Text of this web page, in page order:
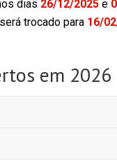
dias 26/12/2025 e
será trocado para 16/
em 2026